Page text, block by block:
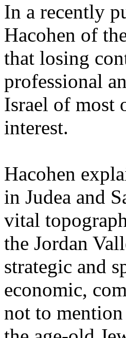
In a recently
Hacohen of
that losing
professional
Israel of most
interest.
Hacohen
in Judea and
vital
the Jordan
strategic and
economic,
not to mention